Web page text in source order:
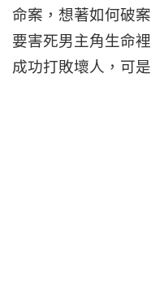
命案，想著如何破
要害死男主角生命
成功打敗壞人，可